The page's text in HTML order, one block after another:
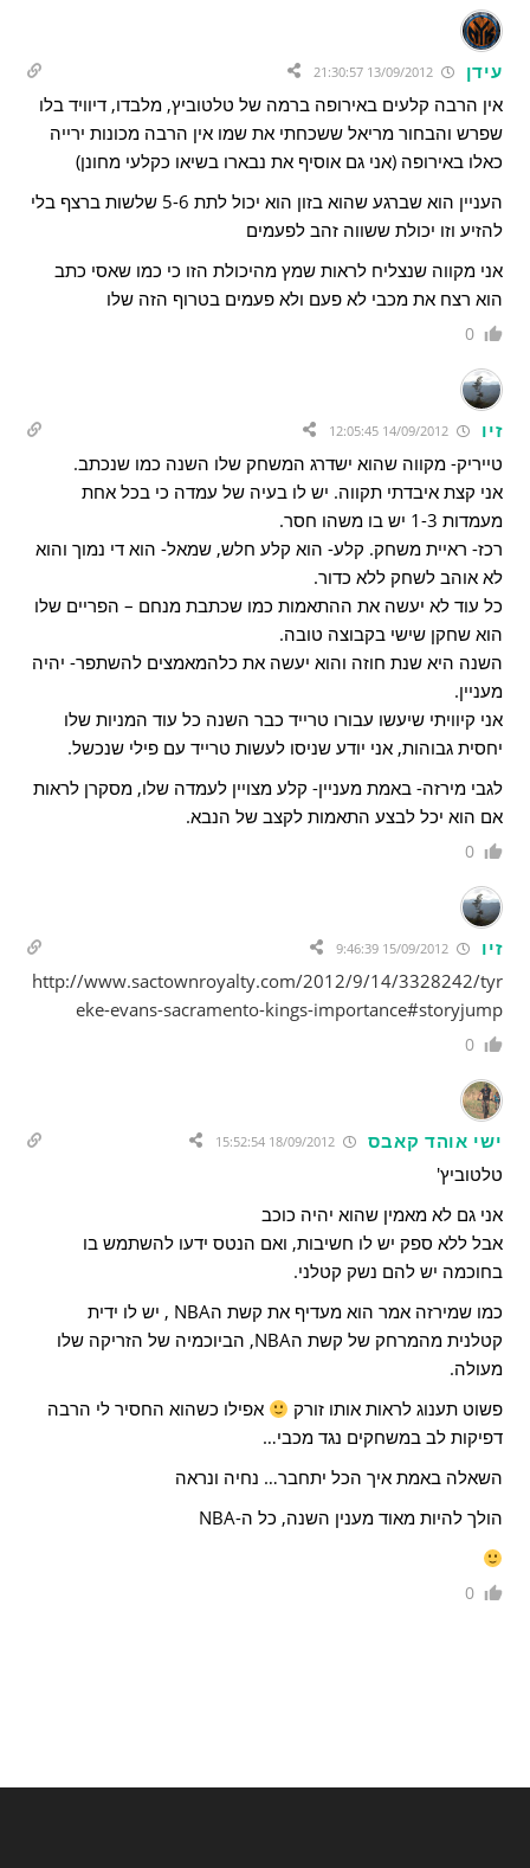
עידן 13/09/2012 21:30:57
אין הרבה קלעים באירופה ברמה של טלטוביץ, מלבדו, דיוויד בלו
שפרש והבחור מריאל ששכחתי את שמו אין הרבה מכונות ירייה
כאלו באירופה (אני גם אוסיף את נבארו בשיאו כקלעי מחונן)
העניין הוא שברגע שהוא בזון הוא יכול לתת 5-6 שלשות ברצף בלי
להזיע וזו יכולת ששווה זהב לפעמים
אני מקווה שנצליח לראות שמץ מהיכולת הזו כי כמו שאסי כתב
הוא רצח את מכבי לא פעם ולא פעמים בטרוף הזה שלו
0
זיו
טייריק- מקווה שהוא ישדרג המשחק שלו השנה כמו שנכתב.
אני קצת איבדתי תקווה. יש לו בעיה של עמדה כי בכל אחת
מעמדות 1-3 יש בו משהו חסר.
רכז- ראיית משחק. קלע- הוא קלע חלש, שמאל- הוא די נמוך והוא
לא אוהב לשחק ללא כדור.
כל עוד לא יעשה את ההתאמות כמו שכתבת מנחם – הפריים שלו
הוא שחקן שישי בקבוצה טובה.
השנה היא שנת חוזה והוא יעשה את כלהמאמצים להשתפר- יהיה
מעניין.
אני קיוויתי שיעשו עבורו טרייד כבר השנה כל עוד המניות שלו
יחסית גבוהות, אני יודע שניסו לעשות טרייד עם פילי שנכשל.
לגבי מירזה- באמת מעניין- קלע מצויין לעמדה שלו, מסקרן לראות
אם הוא יכל לבצע התאמות לקצב של הנבא.
0
זיו
http://www.sactownroyalty.com/2012/9/14/3328242/tyr
eke-evans-sacramento-kings-importance#storyjump
0
ישי אוהד קאבס
טלטוביץ'
אני גם לא מאמין שהוא יהיה כוכב
אבל ללא ספק יש לו חשיבות, ואם הנטס ידעו להשתמש בו
בחוכמה יש להם נשק קטלני.
כמו שמירזה אמר הוא מעדיף את קשת הNBA , יש לו ידית
קטלנית מהמרחק של קשת הNBA, הביוכמיה של הזריקה שלו
מעולה.
פשוט תענוג לראות אותו זורק
אפילו כשהוא החסיר לי הרבה
דפיקות לב במשחקים נגד מכבי…
השאלה באמת איך הכל יתחבר… נחיה ונראה
הולך להיות מאוד מענין השנה, כל ה-NBA
0